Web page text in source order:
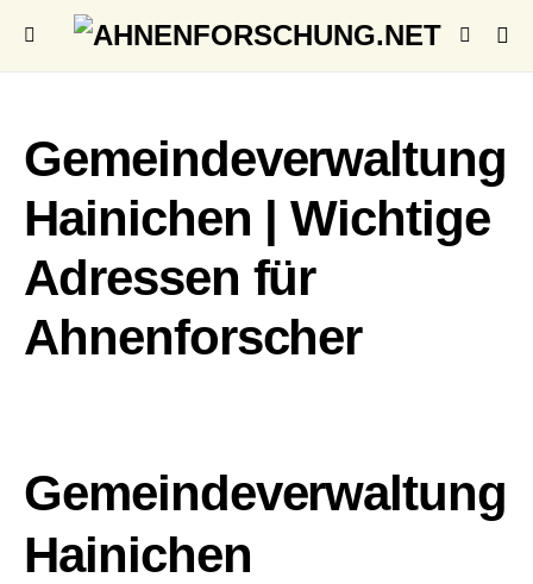
Gemeindeverwaltung
Hainichen | Wichtige
Adressen für
Ahnenforscher
Gemeindeverwaltung
Hainichen